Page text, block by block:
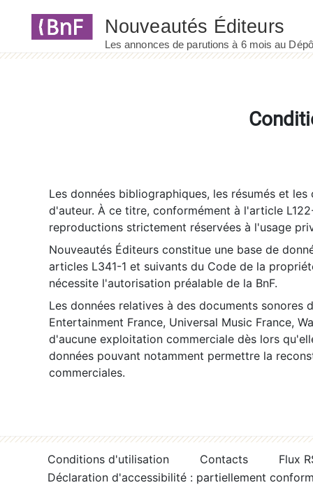
Les données bibliographiques, les résumés et
d'auteur. À ce titre, conformément à l'article
reproductions strictement réservées à l'usage
Nouveautés Éditeurs constitue une base de
articles L341-1 et suivants du Code de la
nécessite l'autorisation préalable de la BnF.
Les données relatives à des documents sonores
Entertainment France, Universal Music France,
d'aucune exploitation commerciale dès lors
données pouvant notamment permettre la
commerciales.
Conditions d'utilisation Contacts
Flux
Déclaration d'accessibilité : partiellement